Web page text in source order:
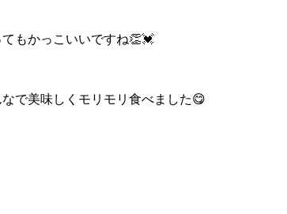
てもかっこいいですね👏💓
で美味しくモリモリ食べました😋